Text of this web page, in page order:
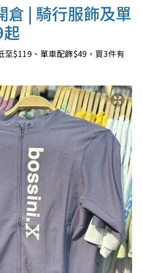
倉 | 騎行服飾及單
至$119、單車配飾$49，買3件有